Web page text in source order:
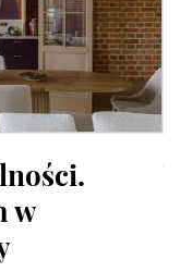
Cztery